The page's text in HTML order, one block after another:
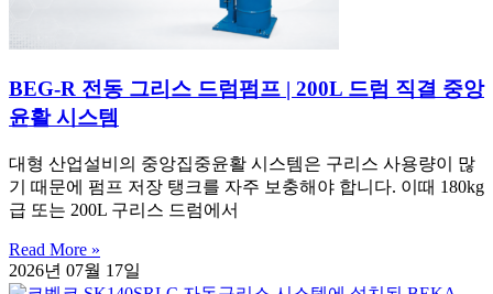
BEG-R 전동 그리스 드럼펌프 | 200L 드럼 직결 중앙
윤활 시스템
대형 산업설비의 중앙집중윤활 시스템은 구리스 사용량이 많
기 때문에 펌프 저장 탱크를 자주 보충해야 합니다. 이때 180kg
급 또는 200L 구리스 드럼에서
Read More »
2026년 07월 17일